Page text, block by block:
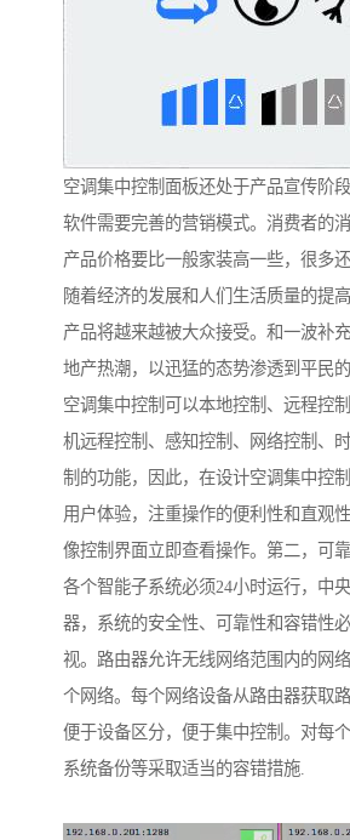
空调集中控制面板还处于产品宣传阶
软件需要完善的营销模式。消费者的消
产品价格要比一般家装高一些，很多
随着经济的发展和人们生活质量的提
产品将越来越被大众接受。和一波补
地产热潮，以迅猛的态势渗透到平民的
空调集中控制可以本地控制、远程控
机远程控制、感知控制、网络控制、
制的功能，因此，在设计空调集中控
用户体验，注重操作的便利性和直观
像控制界面立即查看操作。第二，可
各个智能子系统必须24小时运行，中
器，系统的安全性、可靠性和容错性
视。路由器允许无线网络范围内的网
个网络。每个网络设备从路由器获取路
便于设备区分，便于集中控制。对每个
系统备份等采取适当的容错措施.